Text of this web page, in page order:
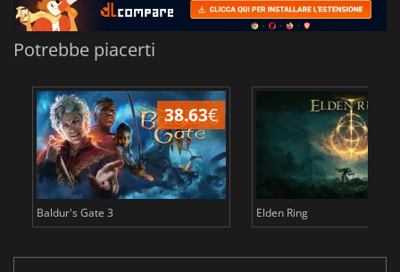
Potrebbe piacerti
38.63€
Baldur's Gate 3 Elden Ring